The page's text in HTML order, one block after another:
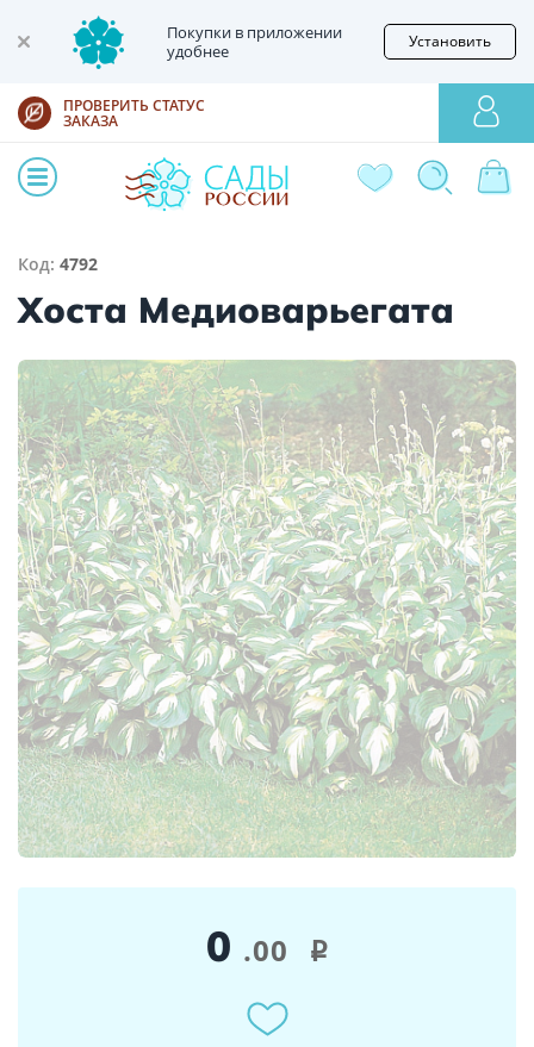
Покупки в приложении
удобнее
Установить
ПРОВЕРИТЬ СТАТУС
ЗАКАЗА
Код: 4792
Хоста Медиоварьегата
0 .00 i